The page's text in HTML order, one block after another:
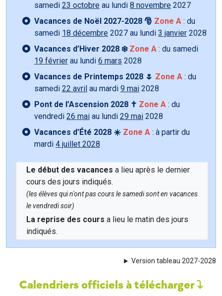
samedi 23 octobre au lundi 8 novembre 2027
Vacances de Noël 2027-2028 🎅 Zone A : du
samedi 18 décembre 2027 au lundi 3 janvier 2028
Vacances d’Hiver 2028 ❄️ Zone A : du samedi
19 février au lundi 6 mars 2028
Vacances de Printemps 2028 🌷 Zone A : du
samedi 22 avril au mardi 9 mai 2028
Pont de l’Ascension 2028 ✝️ Zone A : du
vendredi 26 mai au lundi 29 mai 2028
Vacances d’Été 2028 ☀️ Zone A : à partir du
mardi 4 juillet 2028
Le début des vacances a lieu après le dernier
cours des jours indiqués.
(les élèves qui n'ont pas cours le samedi sont en vacances
le vendredi soir)
La reprise des cours a lieu le matin des jours
indiqués.
Version tableau 2027-2028
Calendriers officiels à télécharger